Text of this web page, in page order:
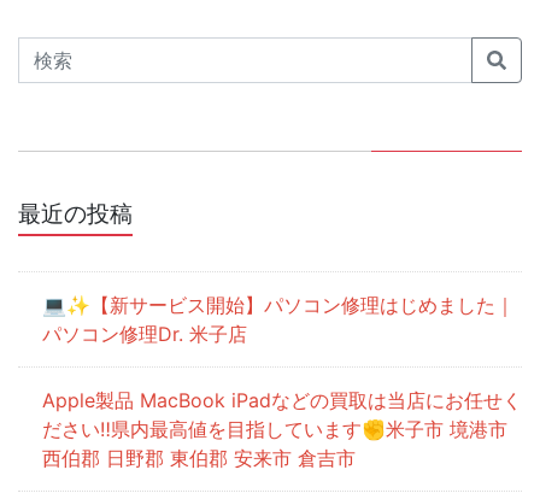
Search
最近の投稿
💻✨【新サービス開始】パソコン修理はじめました｜
パソコン修理Dr. 米子店
Apple製品 MacBook iPadなどの買取は当店にお任せく
ださい‼県内最高値を目指しています✊米子市 境港市
西伯郡 日野郡 東伯郡 安来市 倉吉市